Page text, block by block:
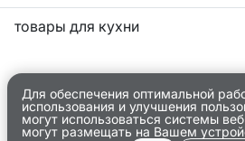
товары для кухни
Для обеспечения оптимальной
использования и улучшения
могут использоваться системы
могут размещать на Вашем